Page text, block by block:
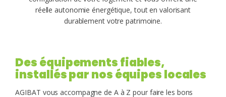
réelle autonomie énergétique, tout en valorisant
durablement votre patrimoine.
Des équipements fiables,
installés par nos équipes locales
AGIBAT vous accompagne de A à Z pour faire les bons